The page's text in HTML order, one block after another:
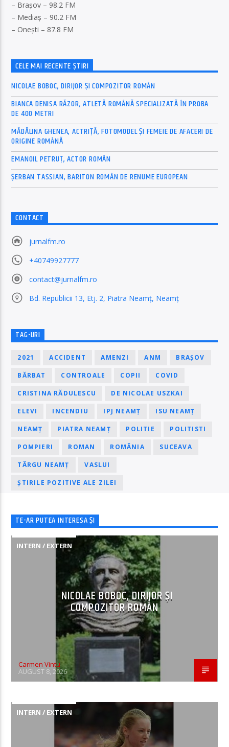
– Brașov – 98.2 FM
– Mediaș – 90.2 FM
– Onești – 87.8 FM
CELE MAI RECENTE ȘTIRI
NICOLAE BOBOC, DIRIJOR ȘI COMPOZITOR ROMÂN
BIANCA DENISA RĂZOR, ATLETĂ ROMÂNĂ SPECIALIZATĂ ÎN PROBA
DE 400 METRI
MĂDĂLINA GHENEA, ACTRIȚĂ, FOTOMODEL ȘI FEMEIE DE AFACERI DE
ORIGINE ROMÂNĂ
EMANOIL PETRUȚ, ACTOR ROMÂN
ȘERBAN TASSIAN, BARITON ROMÂN DE RENUME EUROPEAN
CONTACT
jurnalfm.ro
+40749927777
contact@jurnalfm.ro
Bd. Republicii 13, Etj. 2, Piatra Neamț, Neamț
TAG-URI
2021 ACCIDENT AMENZI ANM BRAȘOV
BĂRBAT CONTROALE COPII COVID
CRISTINA RĂDULESCU DE NICOLAE USZKAI
ELEVI INCENDIU IPJ NEAMȚ ISU NEAMȚ
NEAMȚ PIATRA NEAMȚ POLITIE POLITISTI
POMPIERI ROMAN ROMÂNIA SUCEAVA
TÂRGU NEAMȚ VASLUI
ȘTIRILE POZITIVE ALE ZILEI
TE-AR PUTEA INTERESA ȘI
INTERN / EXTERN
NICOLAE BOBOC, DIRIJOR ȘI
COMPOZITOR ROMÂN
Carmen Vintu
AUGUST 8, 2026
INTERN / EXTERN